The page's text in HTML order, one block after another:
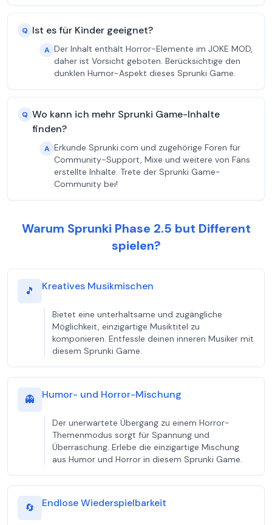
Q Ist es für Kinder geeignet?
A Der Inhalt enthält Horror-Elemente im JOKE MOD,
daher ist Vorsicht geboten. Berücksichtige den
dunklen Humor-Aspekt dieses Sprunki Game.
Q Wo kann ich mehr Sprunki Game-Inhalte
finden?
A Erkunde Sprunki.com und zugehörige Foren für
Community-Support, Mixe und weitere von Fans
erstellte Inhalte. Trete der Sprunki Game-
Community bei!
Warum Sprunki Phase 2.5 but Different
spielen?
🎵 Kreatives Musikmischen
Bietet eine unterhaltsame und zugängliche
Möglichkeit, einzigartige Musiktitel zu
komponieren. Entfessle deinen inneren Musiker mit
diesem Sprunki Game.
👻 Humor- und Horror-Mischung
Der unerwartete Übergang zu einem Horror-
Themenmodus sorgt für Spannung und
Überraschung. Erlebe die einzigartige Mischung
aus Humor und Horror in diesem Sprunki Game.
🔄 Endlose Wiederspielbarkeit